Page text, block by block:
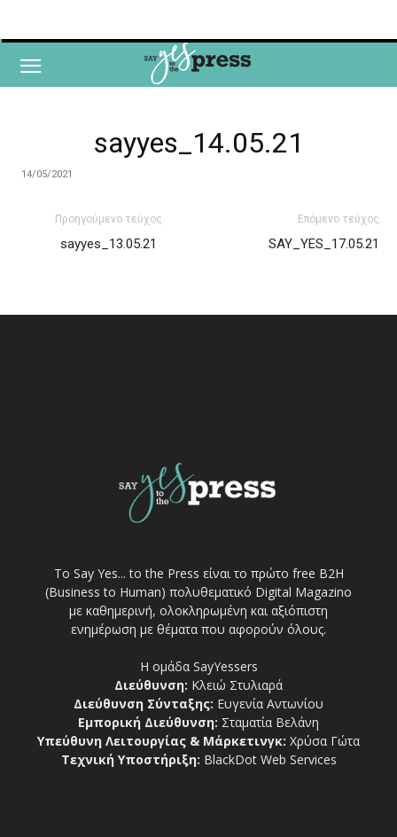
sayyes_14.05.21
14/05/2021
Προηγούμενο τεύχος
sayyes_13.05.21
Επόμενο τεύχος
SAY_YES_17.05.21
Το Say Yes... to the Press είναι το πρώτο free Β2Η
(Business to Human) πολυθεματικό Digital Magazino
με καθημερινή, ολοκληρωμένη και αξιόπιστη
ενημέρωση με θέματα που αφορούν όλους.
Η ομάδα SayYessers
Διεύθυνση: Κλειώ Στυλιαρά
Διεύθυνση Σύνταξης: Ευγενία Αντωνίου
Εμπορική Διεύθυνση: Σταματία Βελάνη
Υπεύθυνη Λειτουργίας & Μάρκετινγκ: Χρύσα Γώτα
Τεχνική Υποστήριξη: BlackDot Web Services